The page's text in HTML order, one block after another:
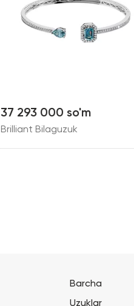
37 293 000 so'm
Brilliant Bilaguzuk
Barcha
Uzuklar